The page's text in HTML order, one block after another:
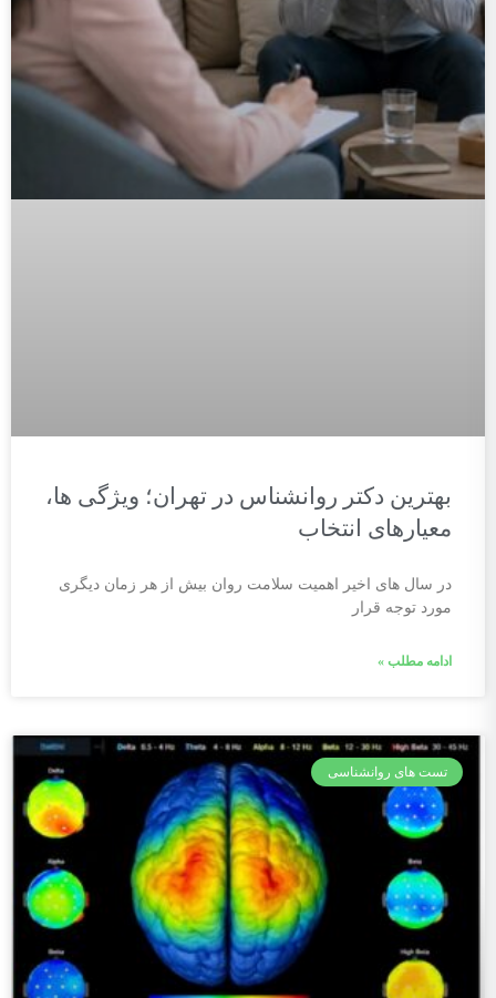
بهترین دکتر روانشناس در تهران؛ ویژگی ها،
معیارهای انتخاب
در سال های اخیر اهمیت سلامت روان بیش از هر زمان دیگری
مورد توجه قرار
ادامه مطلب »
تست های روانشناسی